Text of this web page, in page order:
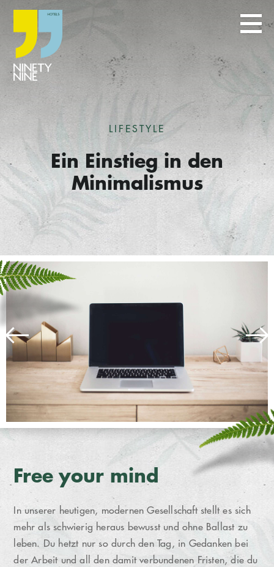
LIFESTYLE
Ein Einstieg in den
Minimalismus
Free your mind
In unserer heutigen, modernen Gesellschaft stellt es sich
mehr als schwierig heraus bewusst und ohne Ballast zu
leben. Du hetzt nur so durch den Tag, in Gedanken bei
der Arbeit und all den damit verbundenen Fristen, die du